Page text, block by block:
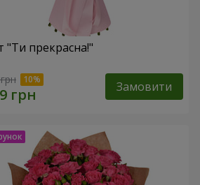
"Ти прекрасна!"
Замовити